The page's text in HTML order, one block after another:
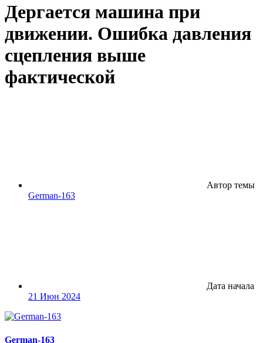
Дергается машина при
движении. Ошибка давления
сцепления выше
фактической
Автор темы
German-163
Дата начала
21 Июн 2024
German-163